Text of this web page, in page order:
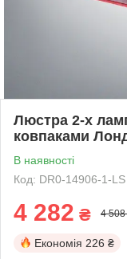
Люстра 2-х
ковпаками
В наявності
Код: DR0-14906-1-LS
4 282 ₴ 4 508
Економія 226 ₴